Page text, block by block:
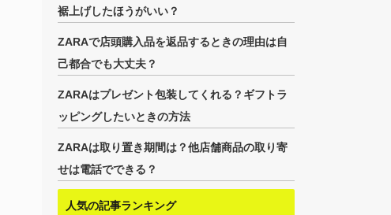
裾上げしたほうがいい？
ZARAで店頭購入品を返品するときの理由は自
己都合でも大丈夫？
ZARAはプレゼント包装してくれる？ギフトラ
ッピングしたいときの方法
ZARAは取り置き期間は？他店舗商品の取り寄
せは電話でできる？
人気の記事ランキング